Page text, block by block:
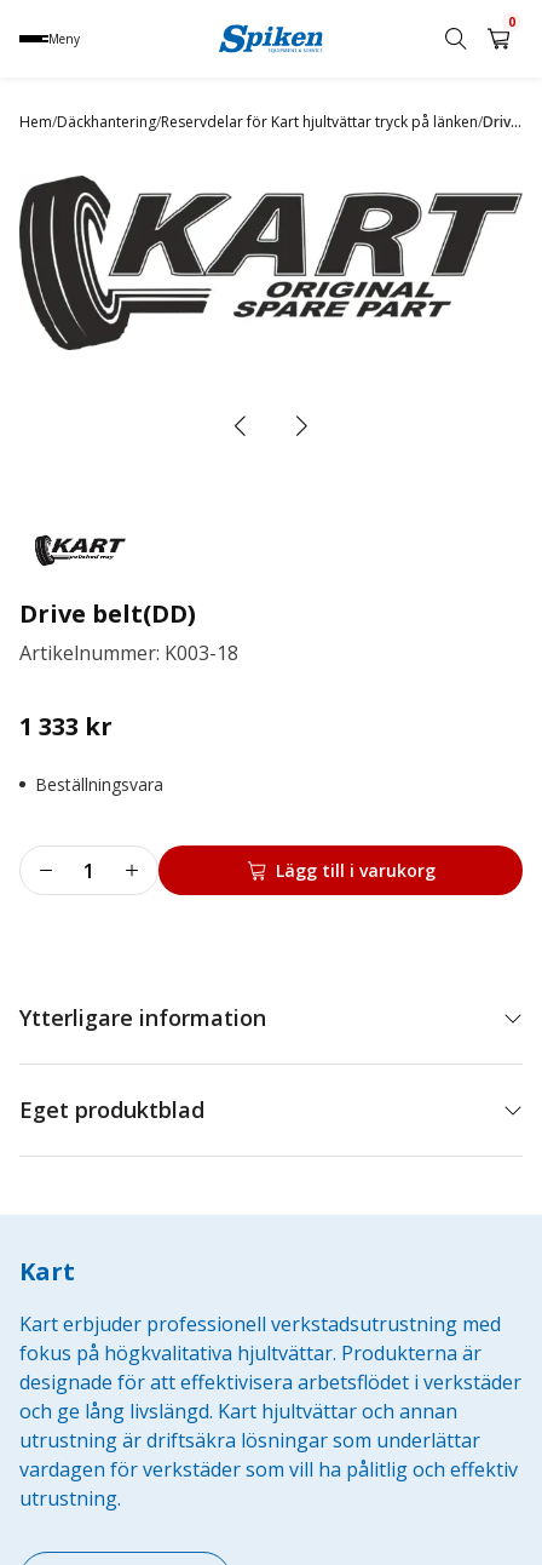
Meny
namn,
eller
varumärke
0
Hem/Däckhantering/Reservdelar för Kart hjultvättar tryck på länken/ Drive belt(DD)
Drive belt(DD)
Artikelnummer: K003-18
1 333 kr
Beställningsvara
Drive
belt(DD)
Lägg till i varukorg
Ytterligare information
Eget produktblad
Kart
Kart erbjuder professionell verkstadsutrustning med
fokus på högkvalitativa hjultvättar. Produkterna är
designade för att effektivisera arbetsflödet i verkstäder
och ge lång livslängd. Kart hjultvättar och annan
utrustning är driftsäkra lösningar som underlättar
vardagen för verkstäder som vill ha pålitlig och effektiv
utrustning.